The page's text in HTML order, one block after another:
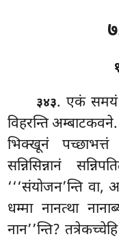
३४३. एकं समयं
विहरन्ति
भिक्खूनं पच्छाभत्तं
सन्निसिन्नानं
‘‘‘संयोजन’न्ति वा,
धम्मा नानत्था
नान’’न्ति?